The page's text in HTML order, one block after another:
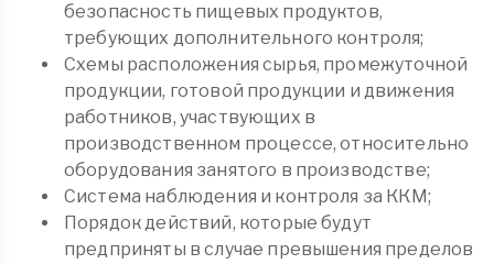
безопасность пищевых продуктов,
требующих дополнительного контроля;
Схемы расположения сырья, промежуточной
продукции, готовой продукции и движения
работников, участвующих в
производственном процессе, относительно
оборудования занятого в производстве;
Система наблюдения и контроля за ККМ;
Порядок действий, которые будут
предприняты в случае превышения пределов